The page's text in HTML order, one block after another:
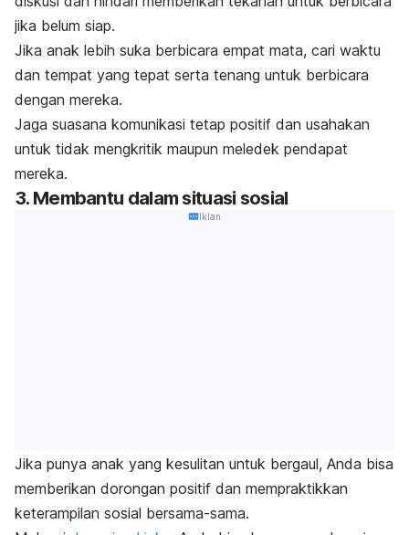
jika belum siap.
Jika anak lebih suka berbicara empat mata, cari waktu
dan tempat yang tepat serta tenang untuk berbicara
dengan mereka.
Jaga suasana komunikasi tetap positif dan usahakan
untuk tidak mengkritik maupun meledek pendapat
mereka.
3. Membantu dalam situasi sosial
Iklan
Jika punya anak yang kesulitan untuk bergaul, Anda bisa
memberikan dorongan positif dan mempraktikkan
keterampilan sosial bersama-sama.